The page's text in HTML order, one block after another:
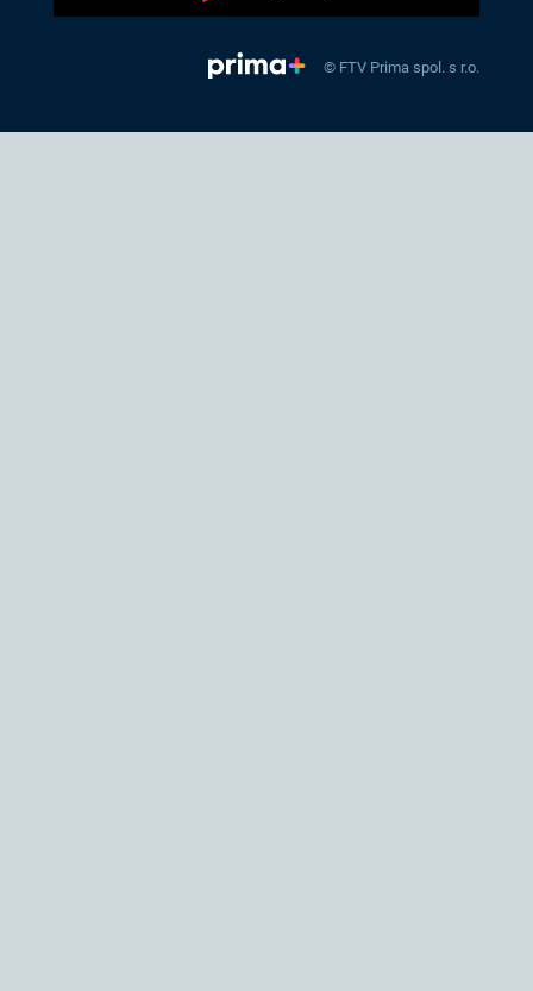
© FTV Prima spol. s r.o.